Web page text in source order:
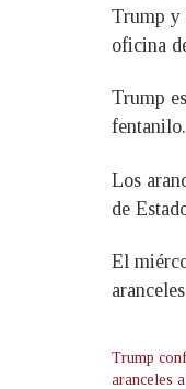
Trump y
oficina
Trump
Los
de
El
Trump
aranceles